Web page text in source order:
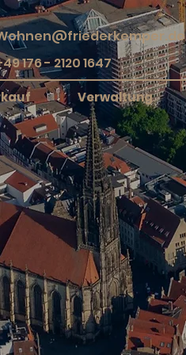
176 - 2120 1647
Verwaltung